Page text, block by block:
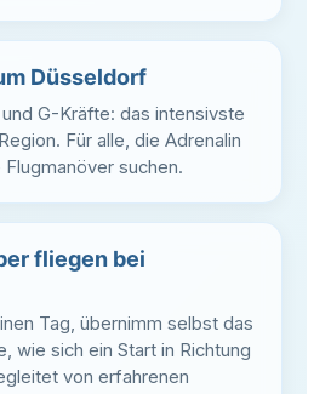
Düsseldorf
G-Kräfte: das intensivste
Für alle, die Adrenalin
suchen.
fliegen bei
Tag, übernimm selbst das
wie sich ein Start in Richtung
von erfahrenen